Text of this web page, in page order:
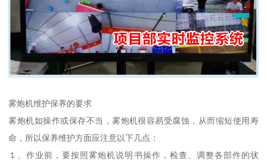
雾炮机维护保养的要求
雾炮机如操作或保存不当，雾炮机很容易受腐蚀，从而缩短使用寿
命，所以保养维护方面应注意以下几点：
１、作业前，要按照雾炮机说明书操作，检查、调整各部件的状